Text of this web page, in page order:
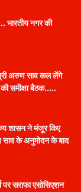
भारतीय नगर की
अरुण साव कल लेंगे
की समीक्षा बैठक…..
शासन ने मंजूर किए
के अनुमोदन के बाद
पर सराफा एसोसिएशन